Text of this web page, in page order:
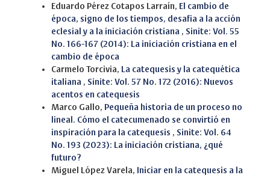
Eduardo Pérez Cotapos Larraín, El cambio de
época, signo de los tiempos, desafia a la acción
eclesial y a la iniciación cristiana , Sinite: Vol. 55
No. 166-167 (2014): La iniciación cristiana en el
cambio de época
Carmelo Torcivia, La catequesis y la catequética
italiana , Sinite: Vol. 57 No. 172 (2016): Nuevos
acentos en catequesis
Marco Gallo, Pequeña historia de un proceso no
lineal. Cómo el catecumenado se convirtió en
inspiración para la catequesis , Sinite: Vol. 64
No. 193 (2023): La iniciación cristiana, ¿qué
futuro?
Miguel López Varela, Iniciar en la catequesis a la